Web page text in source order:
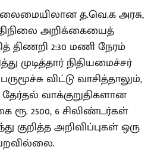
த.வெ.க அரசு,
அறிக்கையைத்
திணறி 2:30 மணி நேரம்
முடித்தார் நிதியமைச்சர்
விட்டு வாசித்தாலும்,
வாக்குறுதிகளான
2500, 6 சிலிண்டர்கள்
குறித்த அறிவிப்புகள் ஒரு